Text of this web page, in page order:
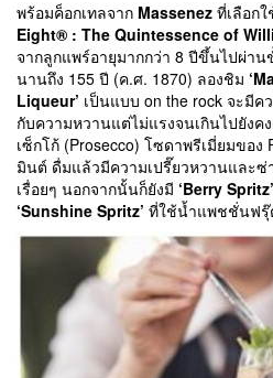
พร้อมค็อกเทลจาก Massenez ที่เลือก
Eight® : The Quintessence of
จากลูกแพร์อายุมากกว่า 8 ปีขึ้นไปผ่า
นานถึง 155 ปี (ค.ศ. 1870) ลองชิม
Liqueur’ เป็นแบบ on the rock จะมีค
กับความหวานแต่ไม่แรงจนเกินไปยังค
เซ็กโก้ (Prosecco) โซดาพรีเมี่ยมขอ
มินต์ ดื่มแล้วมีความเปรี๊ยวหวานและ
เรื่อยๆ นอกจากนั้นก็ยังมี ‘Berry Spritz’
‘Sunshine Spritz’ ที่ใช้น้ำแพชชั่นฟรุ๊